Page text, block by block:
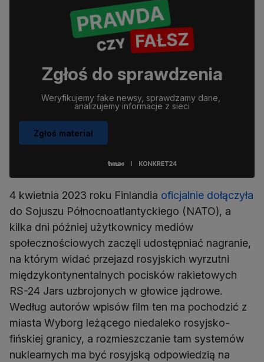
Zgłoś do sprawdzenia
Weryfikujemy fake newsy, sprawdzamy dane,
analizujemy informacje z sieci
Zgłoś materiał
4 kwietnia 2023 roku Finlandia oficjalnie dołączyła
do Sojuszu Północnoatlantyckiego (NATO), a
kilka dni później użytkownicy mediów
społecznościowych zaczęli udostępniać nagranie,
na którym widać przejazd rosyjskich wyrzutni
międzykontynentalnych pocisków rakietowych
RS-24 Jars uzbrojonych w głowice jądrowe.
Według autorów wpisów film ten ma pochodzić z
miasta Wyborg leżącego niedaleko rosyjsko-
fińskiej granicy, a rozmieszczanie tam systemów
nuklearnych ma być rosyjską odpowiedzią na